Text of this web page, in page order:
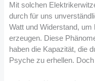
Mit solchen
durch für uns
Watt und Widerstand,
erzeugen. Diese
haben die Kapazität, die
Psyche zu erhellen.